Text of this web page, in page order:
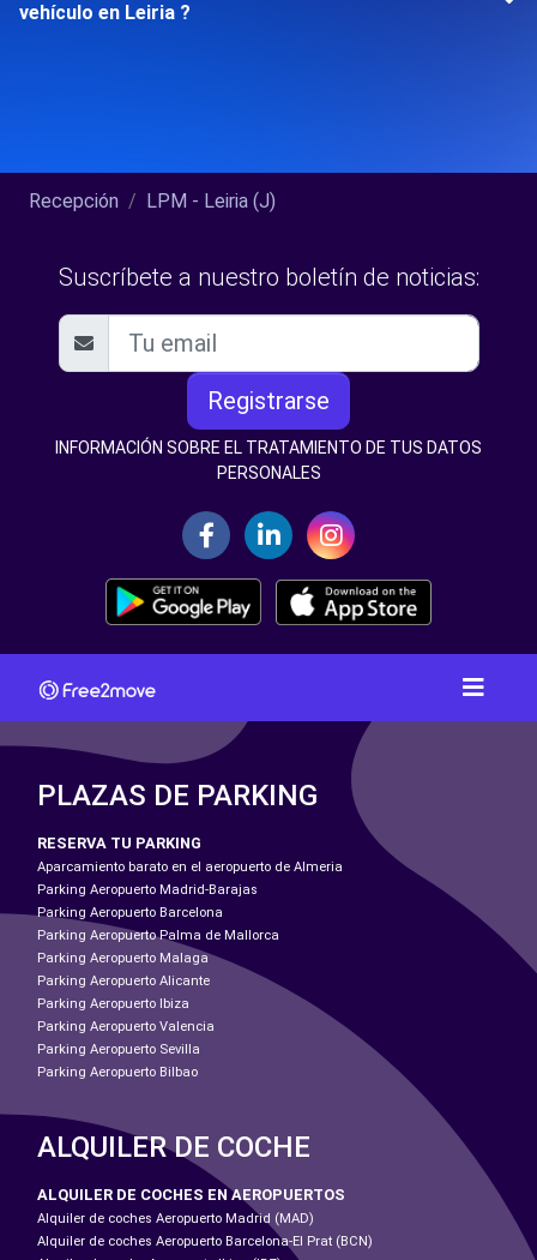
vehículo en Leiria ?
Recepción LPM - Leiria (J)
Suscríbete a nuestro boletín de noticias:
Registrarse
INFORMACIÓN SOBRE EL TRATAMIENTO DE TUS DATOS
PERSONALES
PLAZAS DE PARKING
RESERVA TU PARKING
Aparcamiento barato en el aeropuerto de Almeria
Parking Aeropuerto Madrid-Barajas
Parking Aeropuerto Barcelona
Parking Aeropuerto Palma de Mallorca
Parking Aeropuerto Malaga
Parking Aeropuerto Alicante
Parking Aeropuerto Ibiza
Parking Aeropuerto Valencia
Parking Aeropuerto Sevilla
Parking Aeropuerto Bilbao
ALQUILER DE COCHE
ALQUILER DE COCHES EN AEROPUERTOS
Alquiler de coches Aeropuerto Madrid (MAD)
Alquiler de coches Aeropuerto Barcelona-El Prat (BCN)